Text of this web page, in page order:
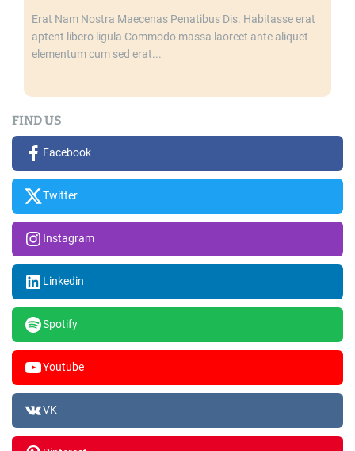
Erat Nam Nostra Maecenas Penatibus Dis. Habitasse erat
aptent libero ligula Commodo massa laoreet ante aliquet
elementum cum sed erat...
FIND US
Facebook
Twitter
Instagram
Linkedin
Spotify
Youtube
VK